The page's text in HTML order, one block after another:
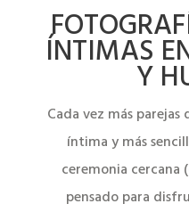
ÍNTIMAS
Y
Cada vez más
íntima y más
ceremonia cercana
pensado para